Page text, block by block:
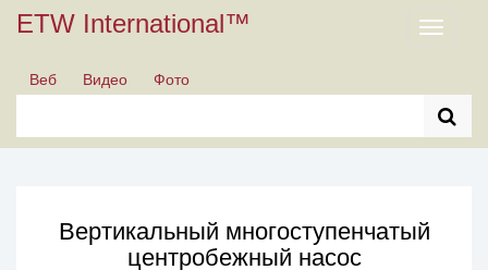
ETW International™
Toggle
Веб
Видео Фото
Вертикальный многоступенчатый
центробежный насос